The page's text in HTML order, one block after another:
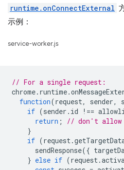
runtime.onConnectExternal
示例：
service-worker.js
// For a single request:
chrome. runtime.
function(request, sender,
if (sender . id !==
return ;
// don't allow
}
if (request.
sendResponse({
} else if (request.